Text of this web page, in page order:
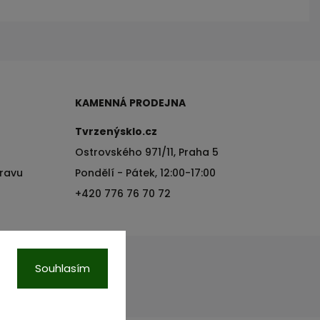
Souhlasím
KAMENNÁ PRODEJNA
Tvrzenýsklo.cz
Ostrovského 971/11, Praha 5
Pondělí - Pátek, 12:00-17:00
+420 776 76 70 72